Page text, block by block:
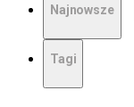
Najnowsze
Tagi